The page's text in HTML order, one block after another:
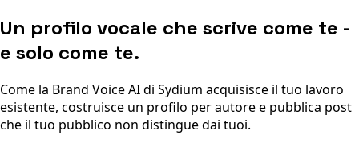
Un profilo vocale che scrive come te -
e solo come te.
Come la Brand Voice AI di Sydium acquisisce il tuo lavoro
esistente, costruisce un profilo per autore e pubblica post
che il tuo pubblico non distingue dai tuoi.